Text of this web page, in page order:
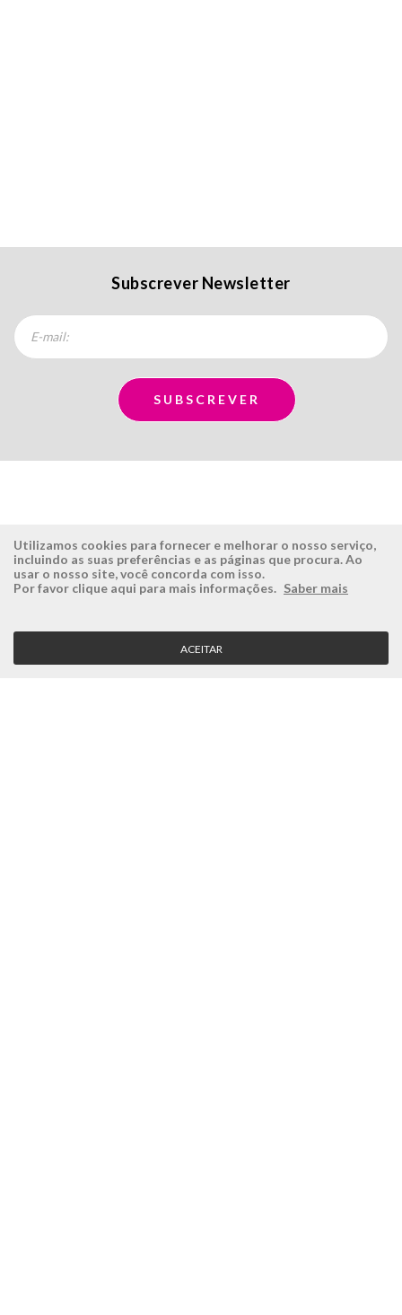
Subscrever Newsletter
ÉSISTEMAS
Empresa
Visão, Missão e Valores
ÁREA RESERVADA
Login
Recuperar Password
Utilizamos cookies para fornecer e melhorar o nosso serviço,
incluindo as suas preferências e as páginas que procura. Ao
usar o nosso site, você concorda com isso.
Por favor clique aqui para mais informações. Saber mais
ACEITAR